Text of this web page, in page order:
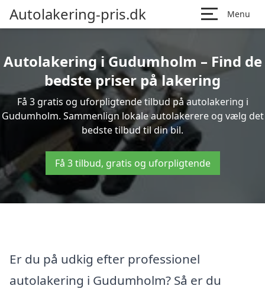
Autolakering-pris.dk Menu
Autolakering i Gudumholm – Find de
bedste priser på lakering
Få 3 gratis og uforpligtende tilbud på autolakering i
Gudumholm. Sammenlign lokale autolakerere og vælg det
bedste tilbud til din bil.
Få 3 tilbud, gratis og uforpligtende
Er du på udkig efter professionel
autolakering i Gudumholm? Så er du